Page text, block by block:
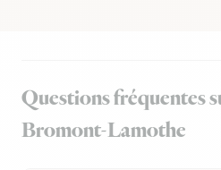
Questions fréquentes
Bromont-Lamothe